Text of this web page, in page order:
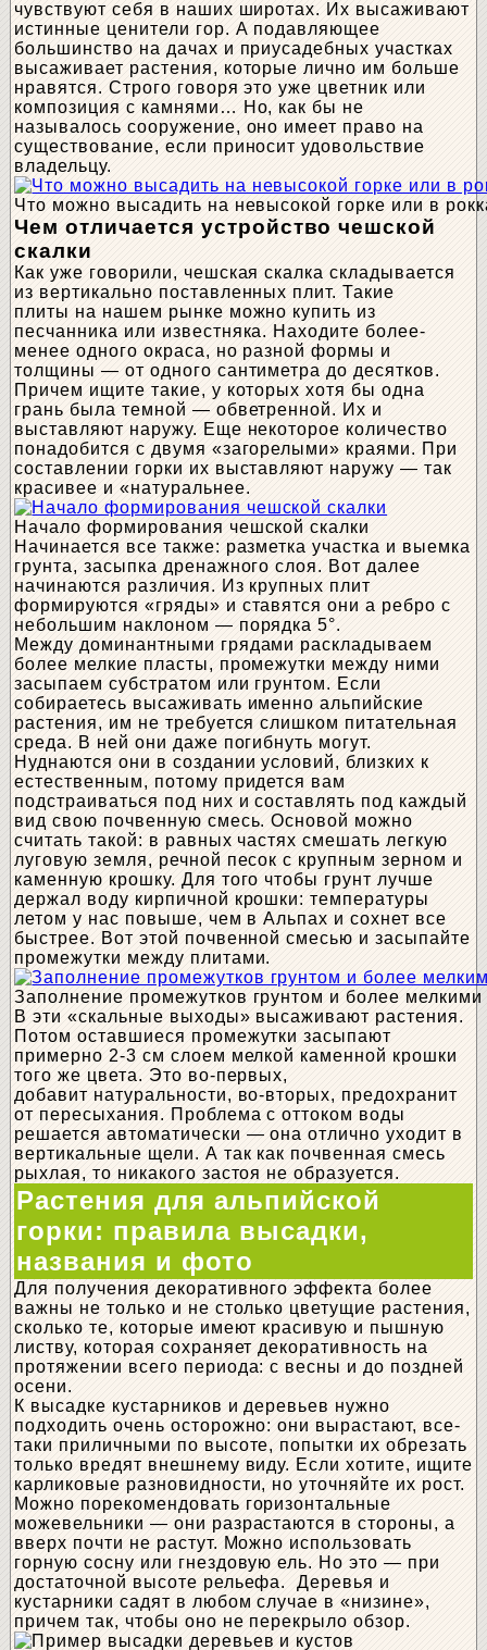
чувствуют себя в наших широтах. Их высаживают
истинные ценители гор. А подавляющее
большинство на дачах и приусадебных участках
высаживает растения, которые лично им больше
нравятся. Строго говоря это уже цветник или
композиция с камнями… Но, как бы не
называлось сооружение, оно имеет право на
существование, если приносит удовольствие
владельцу.
Что можно высадить на невысокой горке или в
Чем отличается устройство чешской
скалки
Как уже говорили, чешская скалка складывается
из вертикально поставленных плит. Такие
плиты на нашем рынке можно купить из
песчанника или известняка. Находите более-
менее одного окраса, но разной формы и
толщины — от одного сантиметра до десятков.
Причем ищите такие, у которых хотя бы одна
грань была темной — обветренной. Их и
выставляют наружу. Еще некоторое количество
понадобится с двумя «загорелыми» краями. При
составлении горки их выставляют наружу — так
красивее и «натуральнее.
Начало формирования чешской скалки
Начинается все также: разметка участка и выемка
грунта, засыпка дренажного слоя. Вот далее
начинаются различия. Из крупных плит
формируются «гряды» и ставятся они а ребро с
небольшим наклоном — порядка 5°.
Между доминантными грядами раскладываем
более мелкие пласты, промежутки между ними
засыпаем субстратом или грунтом. Если
собираетесь высаживать именно альпийские
растения, им не требуется слишком питательная
среда. В ней они даже погибнуть могут.
Нуднаются они в создании условий, близких к
естественным, потому придется вам
подстраиваться под них и составлять под каждый
вид свою почвенную смесь. Основой можно
считать такой: в равных частях смешать легкую
луговую земля, речной песок с крупным зерном и
каменную крошку. Для того чтобы грунт лучше
держал воду кирпичной крошки: температуры
летом у нас повыше, чем в Альпах и сохнет все
быстрее. Вот этой почвенной смесью и засыпайте
промежутки между плитами.
Заполнение промежутков грунтом и более мелкими
В эти «скальные выходы» высаживают растения.
Потом оставшиеся промежутки засыпают
примерно 2-3 см слоем мелкой каменной крошки
того же цвета. Это во-первых,
добавит натуральности, во-вторых, предохранит
от пересыхания. Проблема с оттоком воды
решается автоматически — она отлично уходит в
вертикальные щели. А так как почвенная смесь
рыхлая, то никакого застоя не образуется.
Растения для альпийской
горки: правила высадки,
названия и фото
Для получения декоративного эффекта более
важны не только и не столько цветущие растения,
сколько те, которые имеют красивую и пышную
листву, которая сохраняет декоративность на
протяжении всего периода: с весны и до поздней
осени.
К высадке кустарников и деревьев нужно
подходить очень осторожно: они вырастают, все-
таки приличными по высоте, попытки их обрезать
только вредят внешнему виду. Если хотите, ищите
карликовые разновидности, но уточняйте их рост.
Можно порекомендовать горизонтальные
можевельники — они разрастаются в стороны, а
вверх почти не растут. Можно использовать
горную сосну или гнездовую ель. Но это — при
достаточной высоте рельефа. Деревья и
кустарники садят в любом случае в «низине»,
причем так, чтобы оно не перекрыло обзор.